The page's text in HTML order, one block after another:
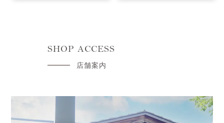
SHOP ACCESS
店舗案内